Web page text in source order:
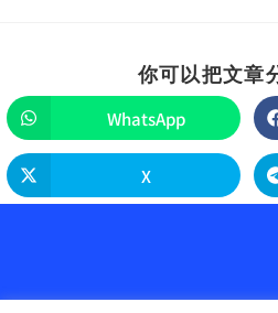
你可以把文章
WhatsApp
X